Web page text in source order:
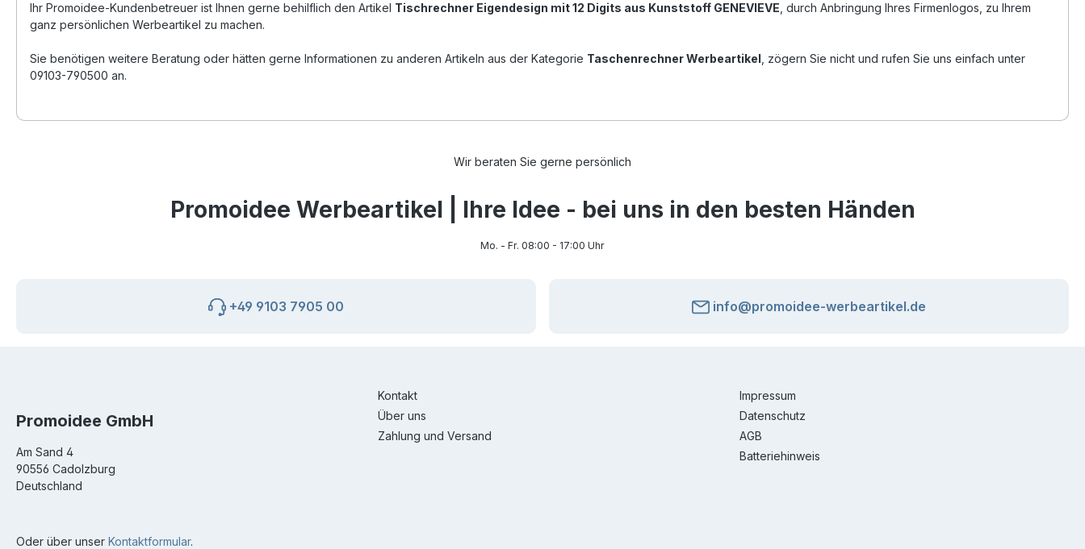
Ihr Promoidee-Kundenbetreuer ist Ihnen gerne behilflich den Artikel Tischrechner Eigendesign mit 12 Digits aus Kunststoff GENEVIEVE , durch Anbringung Ihres Firmenlogos, zu Ihrem
ganz persönlichen Werbeartikel zu machen.
Sie benötigen weitere Beratung oder hätten gerne Informationen zu anderen Artikeln aus der Kategorie Taschenrechner Werbeartikel , zögern Sie nicht und rufen Sie uns einfach unter
09103-790500 an.
Wir beraten Sie gerne persönlich
Promoidee Werbeartikel | Ihre Idee - bei uns in den besten Händen
Mo. - Fr. 08:00 - 17:00 Uhr
+49 9103 7905 00 info@promoidee-werbeartikel.de
Promoidee GmbH
Am Sand 4
90556 Cadolzburg
Deutschland
Oder über unser Kontaktformular.
Kontakt
Über uns
Zahlung und Versand
Impressum
Datenschutz
AGB
Batteriehinweis